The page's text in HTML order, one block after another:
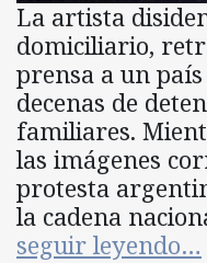
La artista
domiciliario,
prensa a un
decenas de
familiares.
las imágenes
protesta
la cadena
seguir leyendo…